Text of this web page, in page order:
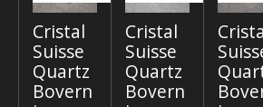
Cristal
Suisse
Quartz
Bovern
Cristal
Suisse
Quartz
Bovern